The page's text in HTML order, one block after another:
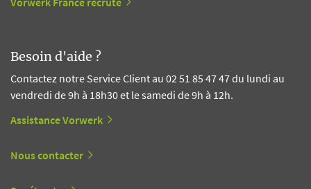
Besoin d'aide ?
Contactez notre Service Client au 02 51 85 47 47 du lundi au
vendredi de 9h à 18h30 et le samedi de 9h à 12h.
Assistance Vorwerk
Nous contacter